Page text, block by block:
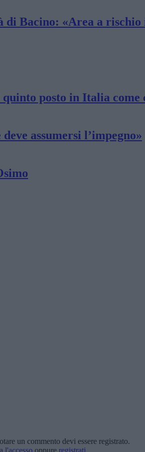
Bacino: «Area a rischio
posto in Italia come
assumersi l’impegno»
un commento devi essere registrato.
l'accesso oppure registrati